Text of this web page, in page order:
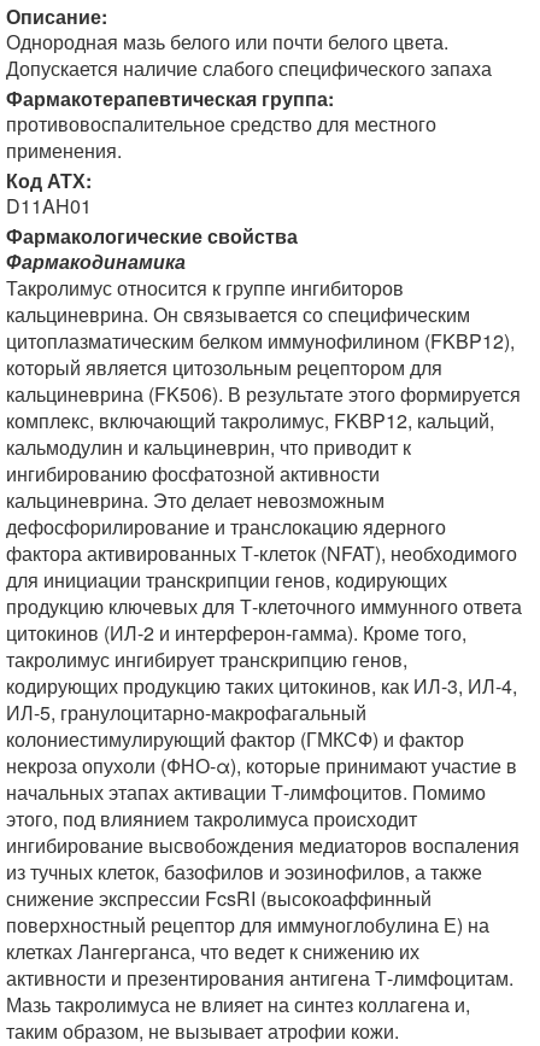
Описание:
Однородная мазь белого или почти белого цвета.
Допускается наличие слабого специфического запаха
Фармакотерапевтическая группа:
противовоспалительное средство для местного
применения.
Код АТХ:
D11AH01
Фармакологические свойства
Фармакодинамика
Такролимус относится к группе ингибиторов
кальциневрина. Он связывается со специфическим
цитоплазматическим белком иммунофилином (FKBP12),
который является цитозольным рецептором для
кальциневрина (FK506). В результате этого формируется
комплекс, включающий такролимус, FKBP12, кальций,
кальмодулин и кальциневрин, что приводит к
ингибированию фосфатозной активности
кальциневрина. Это делает невозможным
дефосфорилирование и транслокацию ядерного
фактора активированных Т-клеток (NFAT), необходимого
для инициации транскрипции генов, кодирующих
продукцию ключевых для Т-клеточного иммунного ответа
цитокинов (ИЛ-2 и интерферон-гамма). Кроме того,
такролимус ингибирует транскрипцию генов,
кодирующих продукцию таких цитокинов, как ИЛ-3, ИЛ-4,
ИЛ-5, гранулоцитарно-макрофагальный
колониестимулирующий фактор (ГМКСФ) и фактор
некроза опухоли (ФНО-α), которые принимают участие в
начальных этапах активации Т-лимфоцитов. Помимо
этого, под влиянием такролимуса происходит
ингибирование высвобождения медиаторов воспаления
из тучных клеток, базофилов и эозинофилов, а также
снижение экспрессии FcsRI (высокоаффинный
поверхностный рецептор для иммуноглобулина Е) на
клетках Лангерганса, что ведет к снижению их
активности и презентирования антигена Т-лимфоцитам.
Мазь такролимуса не влияет на синтез коллагена и,
таким образом, не вызывает атрофии кожи.